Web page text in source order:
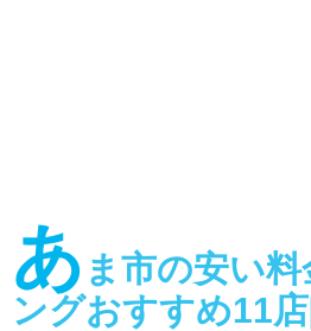
あ ま市の安い
ングおすすめ11